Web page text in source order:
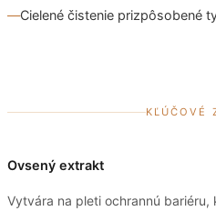
Cielené čistenie prizpôsobené
KĽÚČOVÉ
Ovsený extrakt
Vytvára na pleti ochrannú bariéru,